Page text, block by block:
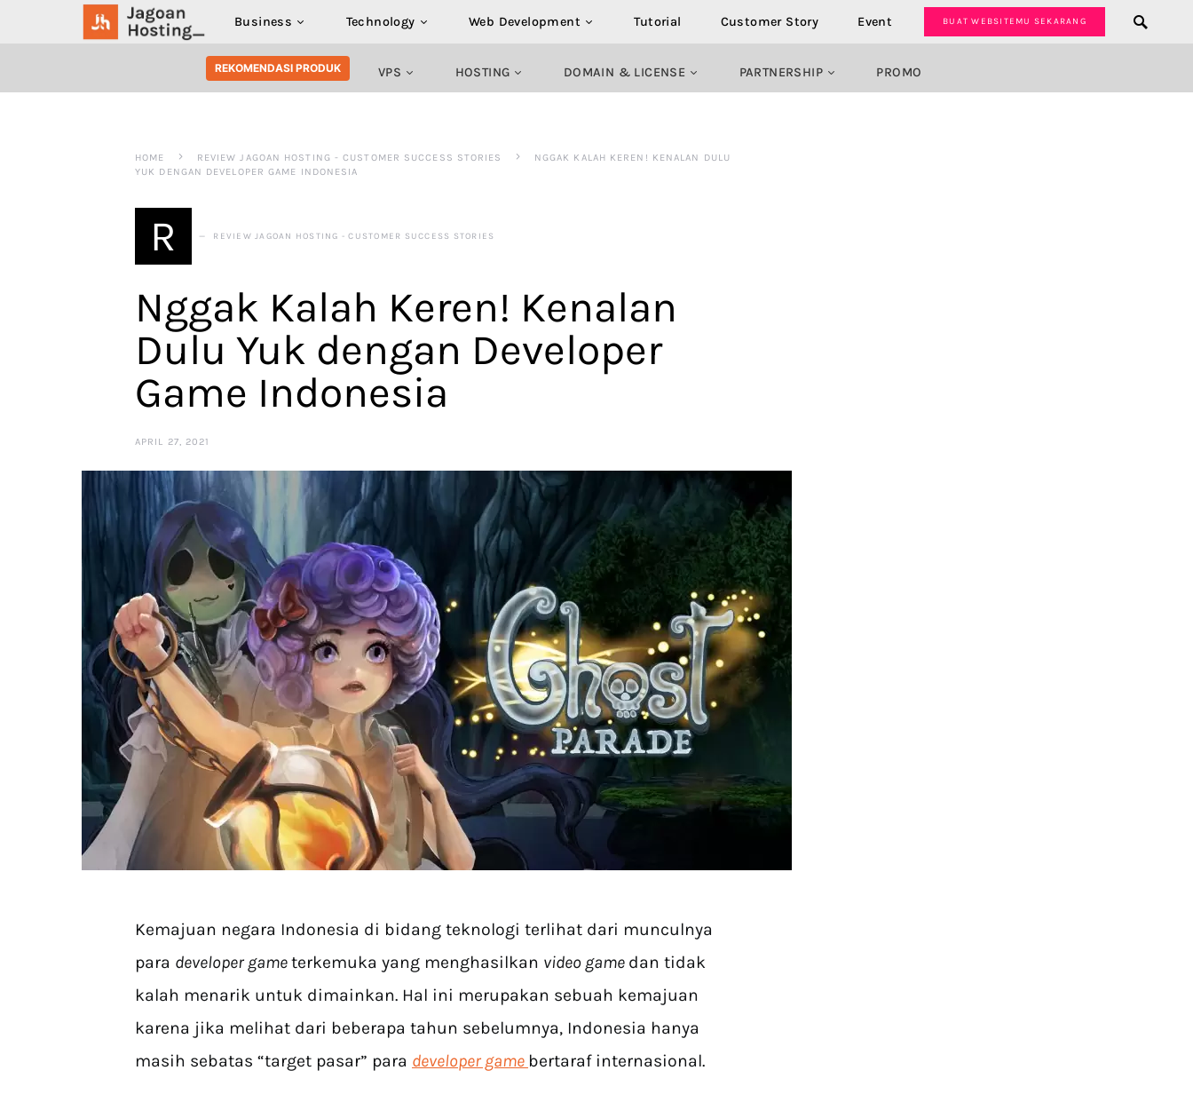
Business Technology Web Development Tutorial Customer Story Event BUAT WEBSITEMU SEKARANG
SEARCH FOR:
REKOMENDASI PRODUK VPS HOSTING DOMAIN & LICENSE PARTNERSHIP PROMO
HOME REVIEW JAGOAN HOSTING - CUSTOMER SUCCESS STORIES
NGGAK KALAH KEREN! KENALAN DULU
YUK DENGAN DEVELOPER GAME INDONESIA
R REVIEW JAGOAN HOSTING - CUSTOMER SUCCESS STORIES
Nggak Kalah Keren! Kenalan
Dulu Yuk dengan Developer
Game Indonesia
APRIL 27, 2021
Kemajuan negara Indonesia di bidang teknologi terlihat dari munculnya
para developer gameterkemuka yang menghasilkan video game dan tidak
kalah menarik untuk dimainkan. Hal ini merupakan sebuah kemajuan
karena jika melihat dari beberapa tahun sebelumnya, Indonesia hanya
masih sebatas “target pasar” para developer game bertaraf internasional.